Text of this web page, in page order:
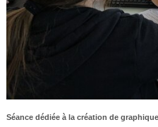
Séance dédiée à la création de